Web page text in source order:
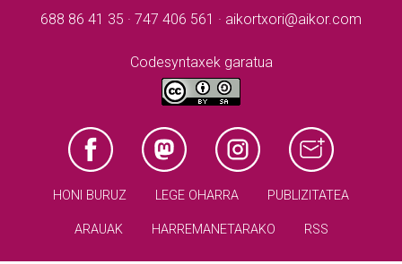
688 86 41 35 · 747 406 561 · aikortxori@aikor.com
Codesyntaxek garatua
HONI BURUZ LEGE OHARRA PUBLIZITATEA
ARAUAK HARREMANETARAKO RSS